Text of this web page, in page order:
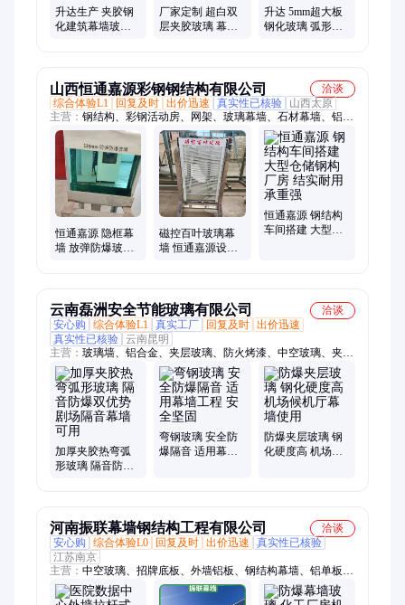
升达生产 夹胶钢
化建筑幕墙玻璃
厂家定制 超白双
层夹胶玻璃 幕墙
升达 5mm超大板
钢化玻璃 弧形热
山西恒通嘉源彩钢钢结构有限公司
洽谈
综合体验L1
回复及时 出价迅速 真实性已核验
山西太原
主营： 钢结构、彩钢活动房、网架、玻璃幕墙、石材幕墙、铝板
幕墙、彩钢板
恒通嘉源 隐框幕
墙 放弹防爆玻璃
磁控百叶玻璃幕
墙 恒通嘉源设计
恒通嘉源 钢结构
车间搭建 大型仓
云南磊洲安全节能玻璃有限公司
洽谈
安心购
综合体验L1 真实工厂 回复及时 出价迅速
真实性已核验 云南昆明
主营： 玻璃墙、铝合金、夹层玻璃、防火烤漆、中空玻璃、夹胶
玻璃、钢化玻璃、超白玻璃、防火玻璃、防火隔断、弯钢玻璃、
弯弧楼梯、光学玻璃、旋转楼梯、玻璃隔断墙、淋浴房定制、打
孔淋浴房、酒店淋浴房、钢化热弯玻璃、建筑门窗隔断、钢化办
公玻璃、热弯钢化隔断、弧形热弯玻璃、展厅楼梯门窗、中空隔
音玻璃
加厚夹胶热弯弧
形玻璃 隔音防爆
弯钢玻璃 安全防
爆隔音 适用幕墙
防爆夹层玻璃 钢
化硬度高 机场候
河南振联幕墙钢结构工程有限公司
洽谈
安心购
综合体验L0 回复及时 出价迅速
真实性已核验
江苏南京
主营： 中空玻璃、招牌底板、外墙铝板、钢结构幕墙、铝单板幕
墙、玻璃幕墙、双层幕墙、建筑幕墙、玻璃幕墙施工、幕墙吊